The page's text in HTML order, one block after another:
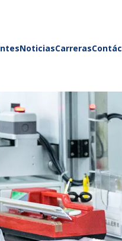
NoticiasCarreras